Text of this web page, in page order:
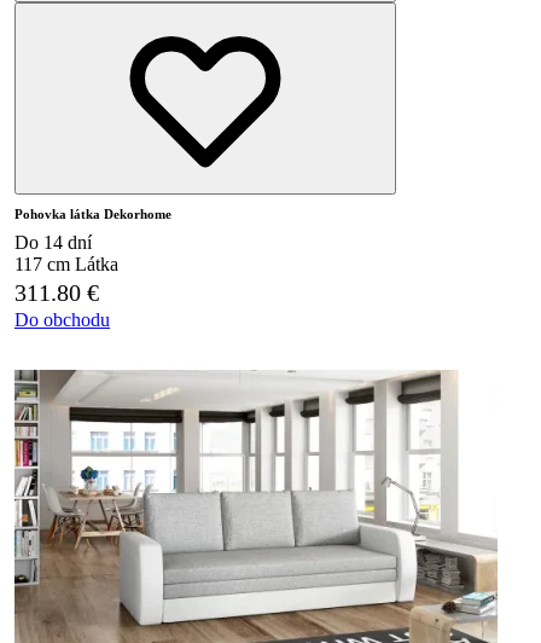
Pohovka látka Dekorhome
Do 14 dní
117 cm Látka
311.80 €
Do obchodu